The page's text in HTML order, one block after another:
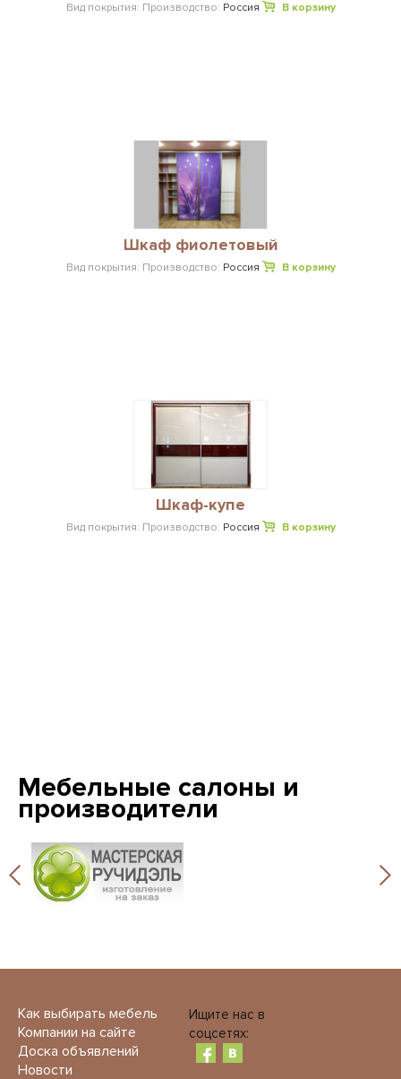
Вид покрытия: Производство: Россия В корзину
Шкаф фиолетовый
Вид покрытия: Производство: Россия В корзину
Шкаф-купе
Вид покрытия: Производство: Россия В корзину
Мебельные салоны и
производители
Как выбирать мебель
Компании на сайте
Доска объявлений
Новости
Ищите нас в
соцсетях: